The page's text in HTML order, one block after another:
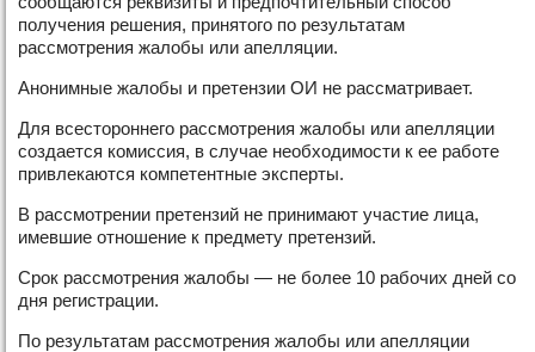
получения решения, принятого по результатам
рассмотрения жалобы или апелляции.
Анонимные жалобы и претензии ОИ не рассматривает.
Для всестороннего рассмотрения жалобы или апелляции
создается комиссия, в случае необходимости к ее работе
привлекаются компетентные эксперты.
В рассмотрении претензий не принимают участие лица,
имевшие отношение к предмету претензий.
Срок рассмотрения жалобы — не более 10 рабочих дней со
дня регистрации.
По результатам рассмотрения жалобы или апелляции